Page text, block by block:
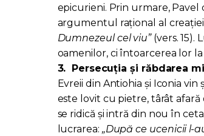
epicurieni. Prin urmare,
argumentul rațional al
Dumnezeul cel viu”(vers. 15).
oamenilor, ci întoarcerea lor
3. Persecuția și răbdarea
Evreii din Antiohia și Iconia
este lovit cu pietre, târât afară
se ridică și intră din nou în
lucrarea: „După ce ucenicii l-